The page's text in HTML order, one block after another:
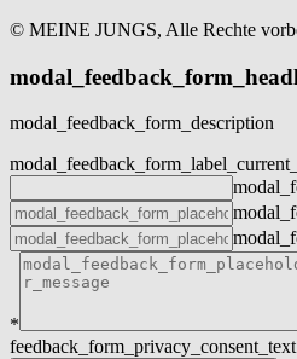
© MEINE JUNGS, Alle Rechte
modal_feedback_form_description
*
feedback_form_privacy_consent_text